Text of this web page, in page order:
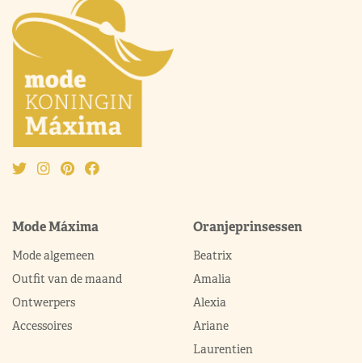
Mode Máxima
Mode algemeen
Outfit van de maand
Ontwerpers
Accessoires
Oranjeprinsessen
Beatrix
Amalia
Alexia
Ariane
Laurentien